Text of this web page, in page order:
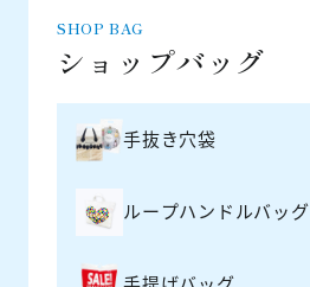
SHOP BAG
ショップバッグ
手抜き穴袋
ループハンドルバッグ